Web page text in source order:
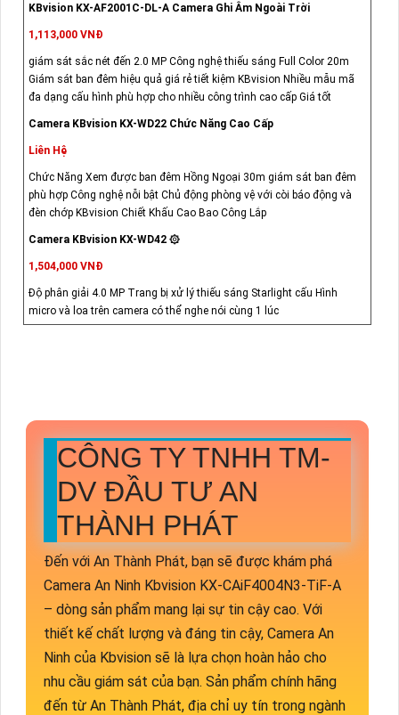
KBvision KX-AF2001C-DL-A Camera Ghi Âm Ngoài Trời
1,113,000 VNĐ
giám sát sắc nét đến 2.0 MP Công nghệ thiếu sáng Full Color 20m
Giám sát ban đêm hiệu quả giá rẻ tiết kiệm KBvision Nhiều mẫu mã
đa dạng cấu hình phù hợp cho nhiều công trình cao cấp Giá tốt
Camera KBvision KX-WD22 Chức Năng Cao Cấp
Liên Hệ
Chức Năng Xem được ban đêm Hồng Ngoại 30m giám sát ban đêm
phù hợp Công nghệ nỗi bật Chủ động phòng vệ với còi báo động và
đèn chớp KBvision Chiết Khấu Cao Bao Công Lắp
Camera KBvision KX-WD42 ۞
1,504,000 VNĐ
Độ phân giải 4.0 MP Trang bị xử lý thiếu sáng Starlight cấu Hình
micro và loa trên camera có thể nghe nói cùng 1 lúc
CÔNG TY TNHH TM-
DV ĐẦU TƯ AN
THÀNH PHÁT
Đến với An Thành Phát, bạn sẽ được khám phá
Camera An Ninh Kbvision KX-CAiF4004N3-TiF-A
– dòng sản phẩm mang lại sự tin cậy cao. Với
thiết kế chất lượng và đáng tin cậy, Camera An
Ninh của Kbvision sẽ là lựa chọn hoàn hảo cho
nhu cầu giám sát của bạn. Sản phẩm chính hãng
đến từ An Thành Phát, địa chỉ uy tín trong ngành